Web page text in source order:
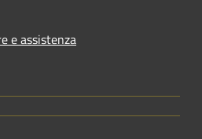
e assistenza